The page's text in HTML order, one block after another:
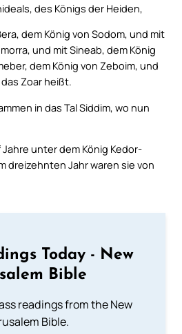
des Königs der Heiden,
dem König von Sodom, und mit
und mit Sineab, dem König
dem König von Zeboim, und
Zoar heißt.
in das Tal Siddim, wo nun
unter dem König Kedor-
dreizehnten Jahr waren sie von
Today - New
Bible
readings from the New
Bible.